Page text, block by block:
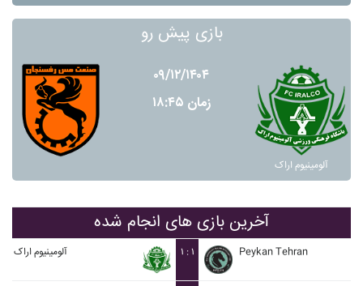
بازی پیش رو
۰۹/۱۲/۱۴۰۴
زمان ۱۸:۴۵
آلومينيوم اراک
آخرین بازی های انجام شده
آلومينيوم اراک ۱ : ۱ Peykan Tehran